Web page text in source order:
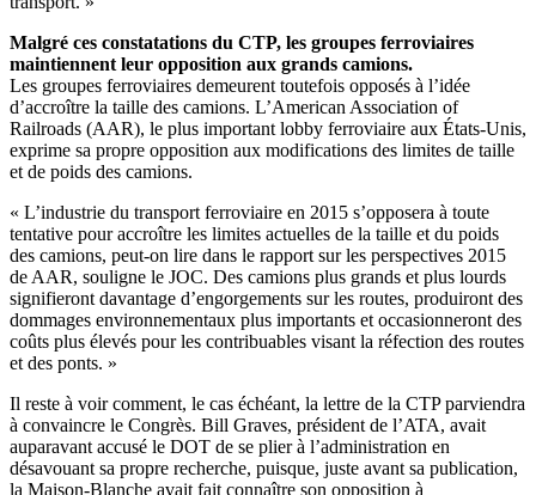
Malgré ces constatations du CTP, les groupes ferroviaires
maintiennent leur opposition aux grands camions.
Les groupes ferroviaires demeurent toutefois opposés à l’idée
d’accroître la taille des camions. L’American Association of
Railroads (AAR), le plus important lobby ferroviaire aux États-Unis,
exprime sa propre opposition aux modifications des limites de taille
et de poids des camions.
« L’industrie du transport ferroviaire en 2015 s’opposera à toute
tentative pour accroître les limites actuelles de la taille et du poids
des camions, peut-on lire dans le rapport sur les perspectives 2015
de AAR, souligne le JOC. Des camions plus grands et plus lourds
signifieront davantage d’engorgements sur les routes, produiront des
dommages environnementaux plus importants et occasionneront des
coûts plus élevés pour les contribuables visant la réfection des routes
et des ponts. »
Il reste à voir comment, le cas échéant, la lettre de la CTP parviendra
à convaincre le Congrès. Bill Graves, président de l’ATA, avait
auparavant accusé le DOT de se plier à l’administration en
désavouant sa propre recherche, puisque, juste avant sa publication,
la Maison-Blanche avait fait connaître son opposition à